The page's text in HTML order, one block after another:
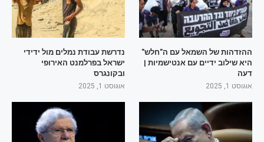
ההזדהות של השמאל עם ה"חלש"
היא שילוב ידיים עם אנטישמיות |
דעה
אוגוסט 1, 2025
נדרשת עבודת נמלים מול ידידי
ישראל בפרלמנט האירופי
ובקונגרס
אוגוסט 1, 2025